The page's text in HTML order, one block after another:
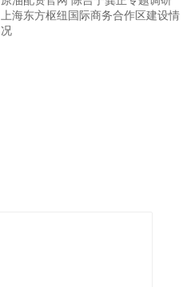
上海东方枢纽国际商务合作区建设情
况